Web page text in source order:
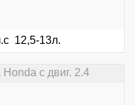
12,5-13л.
с двиг. 2.4